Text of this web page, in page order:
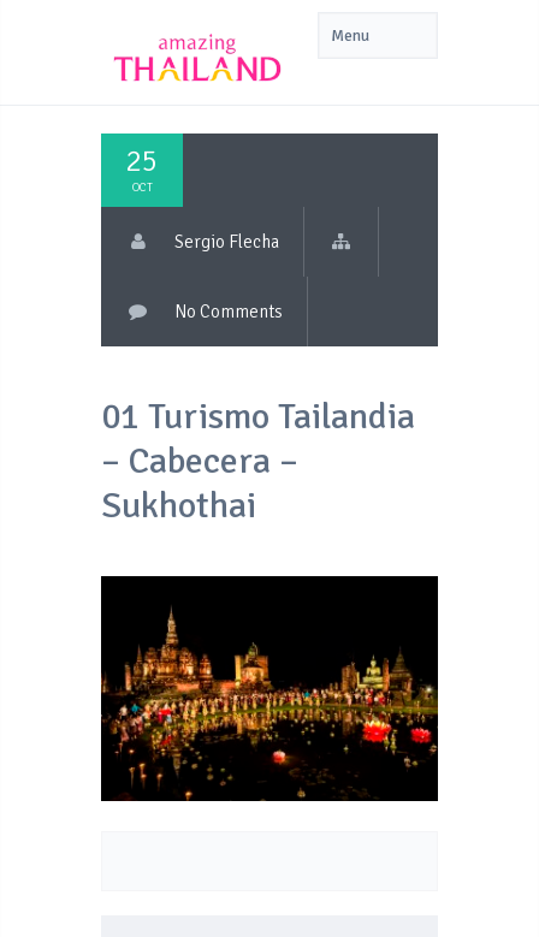
25
OCT
Sergio Flecha
No Comments
01 Turismo Tailandia
– Cabecera –
Sukhothai